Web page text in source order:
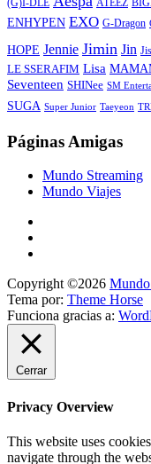
(G)I-DLE ATEEZ
ENHYPEN EXO G-Dragon
HOPE Jennie Jimin Jin
LE SSERAFIM Lisa
Seventeen SHINee SM
SUGA Super Junior Taeyeon
Páginas Amigas
Mundo Streaming
Mundo Viajes
Copyright ©2026
Tema por: Theme Horse
Funciona gracias a:
Cerrar
Privacy Overview
This website uses
navigate through the